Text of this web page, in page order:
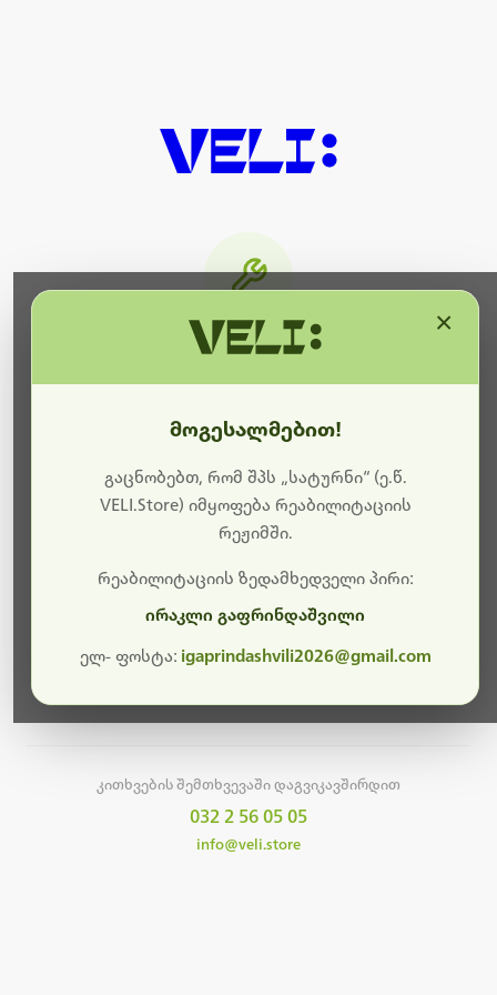
ბოდიშს გიხდით შეფერხებისთვის. ამჟამად
მიმდინარეობს საიტის განახლება და ტექნიკური
სამუშაოები.
მალე ისევ ხელმისაწვდომი იქნება. გმადლობთ
კითხვების შემთხვევაში დაგვიკავშირდით
032 2 56 05 05
info@veli.store
მოგესალმებით!
გაცნობებთ, რომ შპს „სატურნი“ (ე.წ.
VELI.Store) იმყოფება რეაბილიტაციის
რეჟიმში.
რეაბილიტაციის ზედამხედველი პირი:
ირაკლი გაფრინდაშვილი
ელ- ფოსტა: igaprindashvili2026@gmail.com
×